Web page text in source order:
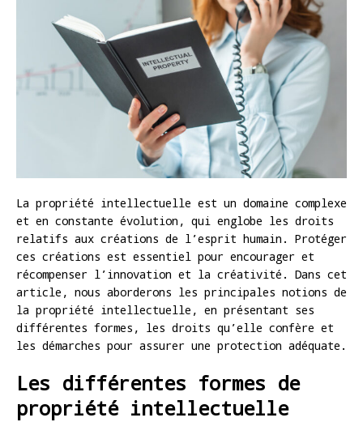
La propriété intellectuelle est un domaine complexe
et en constante évolution, qui englobe les droits
relatifs aux créations de l’esprit humain. Protéger
ces créations est essentiel pour encourager et
récompenser l’innovation et la créativité. Dans cet
article, nous aborderons les principales notions de
la propriété intellectuelle, en présentant ses
différentes formes, les droits qu’elle confère et
les démarches pour assurer une protection adéquate.
Les différentes formes de
propriété intellectuelle